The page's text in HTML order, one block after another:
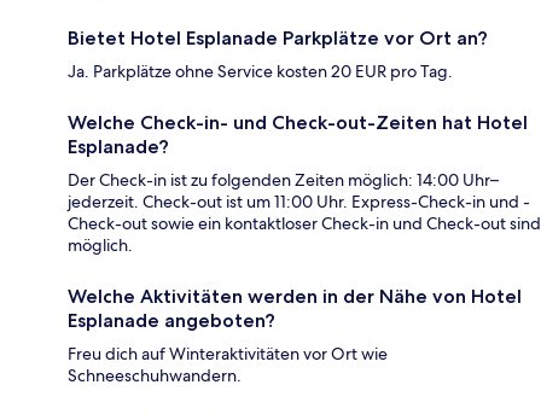
Bietet Hotel Esplanade Parkplätze vor Ort an?
Ja. Parkplätze ohne Service kosten 20 EUR pro Tag.
Welche Check-in- und Check-out-Zeiten hat Hotel
Esplanade?
Der Check-in ist zu folgenden Zeiten möglich: 14:00 Uhr–
jederzeit. Check-out ist um 11:00 Uhr. Express-Check-in und -
Check-out sowie ein kontaktloser Check-in und Check-out sind
möglich.
Welche Aktivitäten werden in der Nähe von Hotel
Esplanade angeboten?
Freu dich auf Winteraktivitäten vor Ort wie
Schneeschuhwandern.